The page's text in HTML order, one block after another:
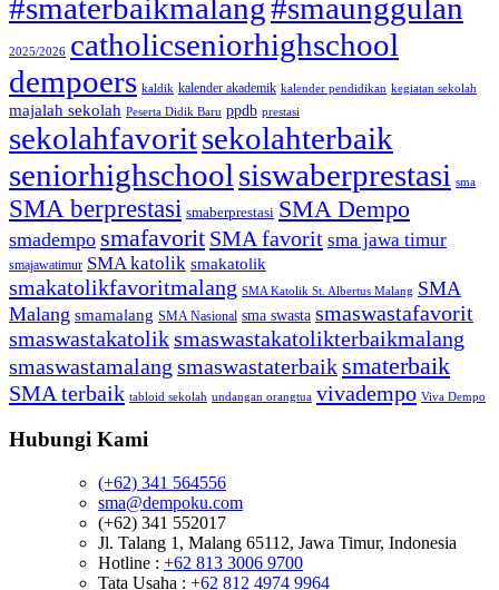
#smaterbaikmalang#smaunggulan
2025/2026 catholicseniorhighschool
dempoers kaldik kalender akademik kalender pendidikan kegiatan sekolah
majalah sekolah Peserta Didik Baru ppdb prestasi
sekolahfavoritsekolahterbaik
seniorhighschool siswaberprestasi sma
SMA berprestasi smaberprestasi SMA Dempo
smadempo smafavorit SMA favorit sma jawa timur
smajawatimur SMA katolik smakatolik
smakatolikfavoritmalang SMA Katolik St. Albertus Malang SMA
Malang smamalang SMA Nasional sma swasta smaswastafavorit
smaswastakatoliksmaswastakatolikterbaikmalang
smaswastamalang smaswastaterbaik smaterbaik
SMA terbaik tabloid sekolah undangan orangtua vivadempo Viva Dempo
Hubungi Kami
(+62) 341 564556
sma@dempoku.com
(+62) 341 552017
Jl. Talang 1, Malang 65112, Jawa Timur, Indonesia
Hotline : +62 813 3006 9700
Tata Usaha : +62 812 4974 9964